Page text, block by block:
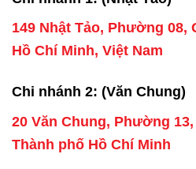
149 Nhật Tảo, Phường 08,
Hồ Chí Minh, Việt Nam
Chi nhánh 2: (Văn Chung)
20 Văn Chung, Phường
Thành phố Hồ Chí Minh